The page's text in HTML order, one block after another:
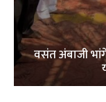
वसंत अंबाजी भांगे